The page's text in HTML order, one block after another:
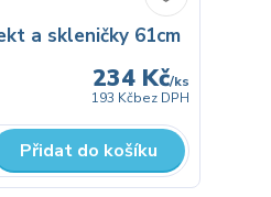
a skleničky 61cm
234 Kč/ks
193 Kčbez DPH
Přidat do košíku